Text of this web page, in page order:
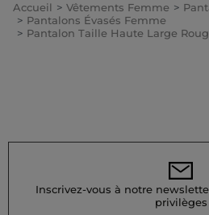
Accueil Vêtements Femme
Pantalons Évasés Femme
Pantalon Taille Haute Large
Inscrivez-vous à notre
privilèges